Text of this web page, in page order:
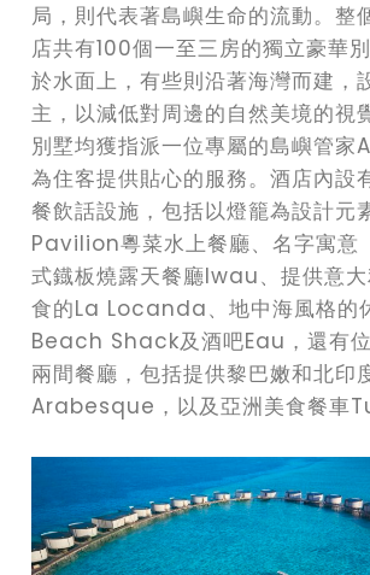
局，則代表著島嶼生命的流動。整
店共有100個一至三房的獨立豪華
於水面上，有些則沿著海灣而建，
主，以減低對周邊的自然美境的視
別墅均獲指派一位專屬的島嶼管家
為住客提供貼心的服務。酒店內設
餐飲話設施，包括以燈籠為設計
Pavilion粵菜水上餐廳、名字寓意
式鐡板燒露天餐廳Iwau、提供意
食的La Locanda、地中海風格的
Beach Shack及酒吧Eau，還有
兩間餐廳，包括提供黎巴嫩和北印
Arabesque，以及亞洲美食餐車